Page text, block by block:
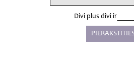
Divi plus divi ir